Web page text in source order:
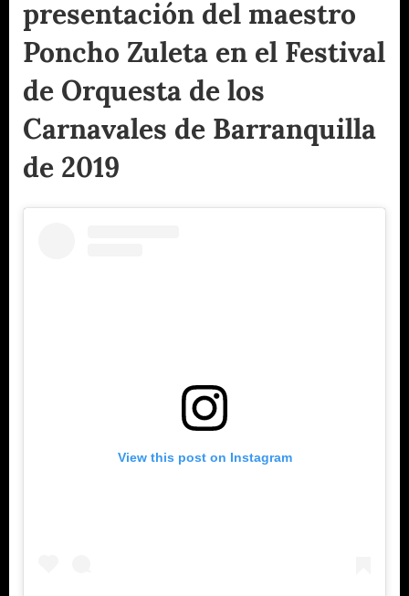
presentación del maestro
Poncho Zuleta en el Festival
de Orquesta de los
Carnavales de Barranquilla
de 2019
View this post on Instagram